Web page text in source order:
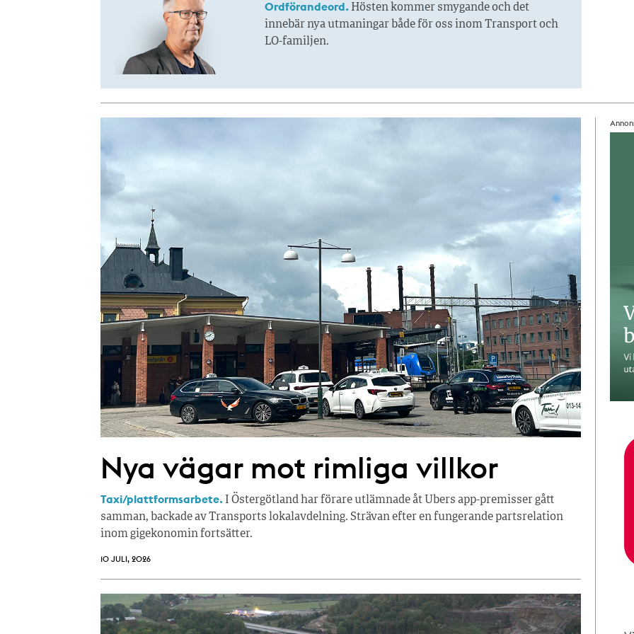
Ordförandeord.Hösten kommer smygande och det
innebär nya utmaningar både för oss inom Transport och
LO-familjen.
Nya vägar mot rimliga villkor
Taxi/plattformsarbete. I Östergötland har förare utlämnade åt Ubers app-premisser gått
samman, backade av Transports lokalavdelning. Strävan efter en fungerande partsrelation
inom gigekonomin fortsätter.
10 JULI, 2026